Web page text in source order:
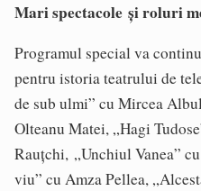
Mari spectacole și roluri
Programul special va
pentru istoria teatrului de
de sub ulmi” cu Mircea
Olteanu Matei, „Hagi
Rauțchi, „Unchiul Vanea”
viu” cu Amza Pellea,